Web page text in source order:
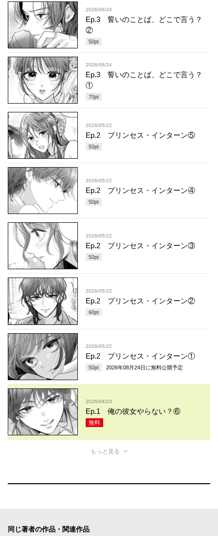
2026/06/24
Ep.3 誓いのことば、どこで言う？
②
50pt
2026/06/24
Ep.3 誓いのことば、どこで言う？
①
70pt
2026/05/22
Ep.2 プリンセス・インターン⑤
50pt
2026/05/22
Ep.2 プリンセス・インターン④
50pt
2026/05/22
Ep.2 プリンセス・インターン③
50pt
2026/05/22
Ep.2 プリンセス・インターン②
60pt
2026/05/22
Ep.2 プリンセス・インターン①
50pt 2026年08月24日 に無料公開予定
2026/04/23
Ep.1 俺の彼女やらない？⑥
無料
もっと見る
同じ著者の作品・関連作品